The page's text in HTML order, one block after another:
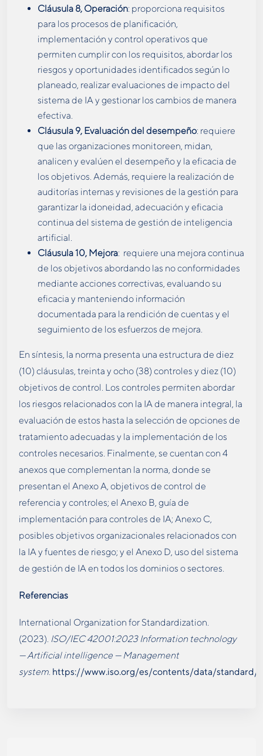
Cláusula 8, Operación: proporciona requisitos
para los procesos de planificación,
implementación y control operativos que
permiten cumplir con los requisitos, abordar los
riesgos y oportunidades identificados según lo
planeado, realizar evaluaciones de impacto del
sistema de IA y gestionar los cambios de manera
efectiva.
Cláusula 9, Evaluación del desempeño: requiere
que las organizaciones monitoreen, midan,
analicen y evalúen el desempeño y la eficacia de
los objetivos. Además, requiere la realización de
auditorías internas y revisiones de la gestión para
garantizar la idoneidad, adecuación y eficacia
continua del sistema de gestión de inteligencia
artificial.
Cláusula 10, Mejora: requiere una mejora continua
de los objetivos abordando las no conformidades
mediante acciones correctivas, evaluando su
eficacia y manteniendo información
documentada para la rendición de cuentas y el
seguimiento de los esfuerzos de mejora.
En síntesis, la norma presenta una estructura de diez
(10) cláusulas, treinta y ocho (38) controles y diez (10)
objetivos de control. Los controles permiten abordar
los riesgos relacionados con la IA de manera integral, la
evaluación de estos hasta la selección de opciones de
tratamiento adecuadas y la implementación de los
controles necesarios. Finalmente, se cuentan con 4
anexos que complementan la norma, donde se
presentan el Anexo A, objetivos de control de
referencia y controles; el Anexo B, guía de
implementación para controles de IA; Anexo C,
posibles objetivos organizacionales relacionados con
la IA y fuentes de riesgo; y el Anexo D, uso del sistema
de gestión de IA en todos los dominios o sectores.
Referencias
International Organization for Standardization.
(2023). ISO/IEC 42001:2023 Information technology
— Artificial intelligence — Management
system https://www.iso.org/es/contents/data/standard/